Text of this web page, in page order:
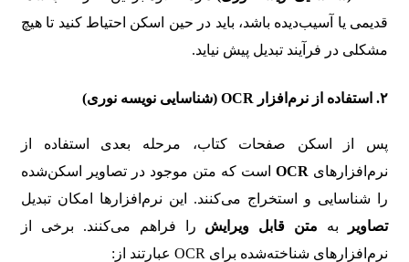
قدیمی یا آسیب‌دیده باشد، باید در حین اسکن احتیاط کنید تا هیچ
مشکلی در فرآیند تبدیل پیش نیاید.
۲. استفاده از نرم‌افزار OCR (شناسایی نویسه نوری)
پس از اسکن صفحات کتاب، مرحله بعدی استفاده از
نرم‌افزارهای OCR است که متن موجود در تصاویر اسکن‌شده
را شناسایی و استخراج می‌کنند. این نرم‌افزارها امکان تبدیل
تصاویر
به متن قابل ویرایش را فراهم می‌کنند. برخی از
نرم‌افزارهای شناخته‌شده برای OCR عبارتند از: